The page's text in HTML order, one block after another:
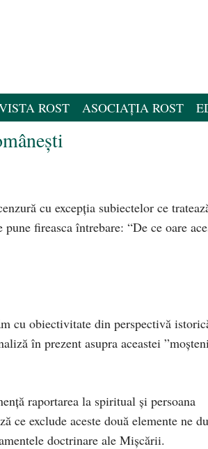
ROST ASOCIAȚIA ROST
cu excepţia subiectelor ce
fireasca întrebare: “De ce oare
cu obiectivitate din perspectivă
în prezent asupra aceastei
raportarea la spiritual şi persoana
ce exclude aceste două elemente ne
doctrinare ale Mişcării.